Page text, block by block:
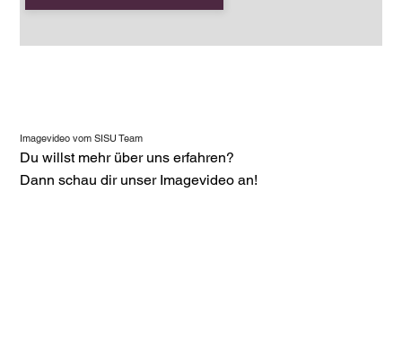
Imagevideo vom SISU Team
Du willst mehr über uns erfahren?
Dann schau dir unser Imagevideo an!